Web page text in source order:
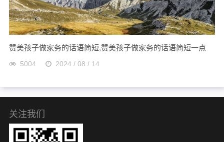
赞美孩子做家务的话语简短,赞美孩子做家务的话语简短一点
5004 2024 / 08 / 14
关注我们